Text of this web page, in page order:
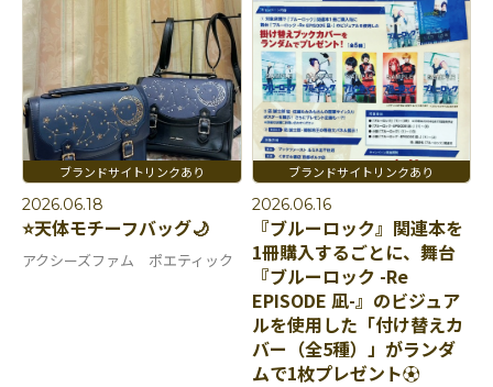
2026.06.18
⭐天体モチーフバッグ🌙
アクシーズファム ポエティック
2026.06.16
『ブルーロック』関連本を
1冊購入するごとに、舞台
『ブルーロック -Re
EPISODE 凪-』のビジュア
ルを使用した「付け替えカ
バー（全5種）」がランダ
ムで1枚プレゼント⚽️